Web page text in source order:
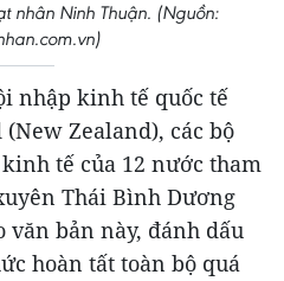
nhân Ninh Thuận. (Nguồn:
nhập kinh tế quốc tế
Zealand), các bộ
tế của 12 nước tham
Thái Bình Dương
văn bản này, đánh dấu
hoàn tất toàn bộ quá